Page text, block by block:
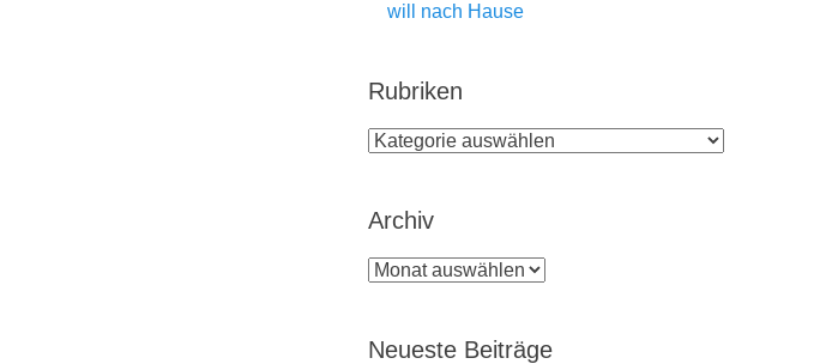
will nach Hause
Rubriken
Rubriken
Archiv
Archiv
Neueste Beiträge